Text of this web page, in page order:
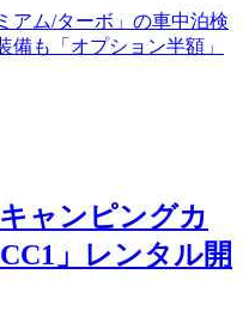
アム/ターボ」の車中泊検
も「オプション半額」
ャンピングカ
」レンタル開